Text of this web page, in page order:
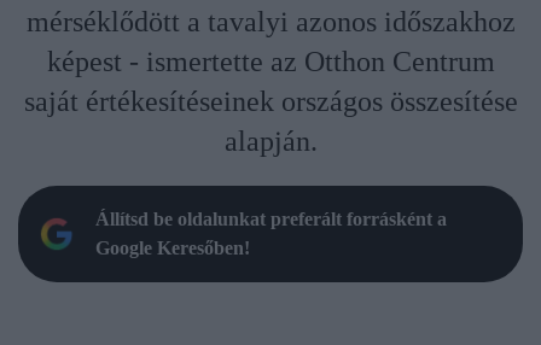
mérséklődött a tavalyi azonos időszakhoz
képest - ismertette az Otthon Centrum
saját értékesítéseinek országos összesítése
alapján.
Állítsd be oldalunkat preferált forrásként a
Google Keresőben!